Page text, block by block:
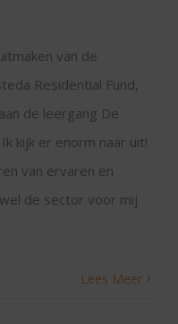
van de
Residential Fund,
de leergang De
kijk er enorm naar uit!
van ervaren en
de sector voor mij
Lees Meer